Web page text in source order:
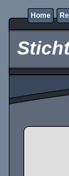
Home